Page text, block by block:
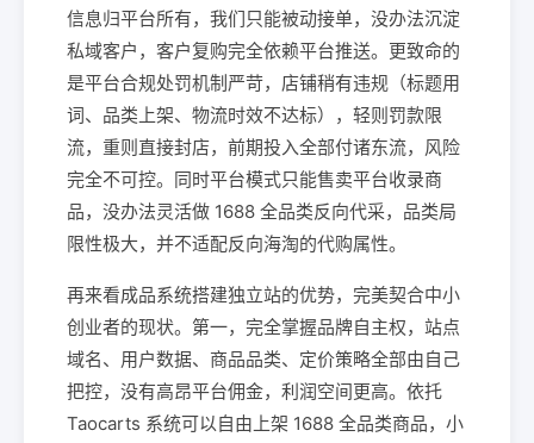
信息归平台所有，我们只能被动接单，没办法沉淀
私域客户，客户复购完全依赖平台推送。更致命的
是平台合规处罚机制严苛，店铺稍有违规（标题用
词、品类上架、物流时效不达标），轻则罚款限
流，重则直接封店，前期投入全部付诸东流，风险
完全不可控。同时平台模式只能售卖平台收录商
品，没办法灵活做 1688 全品类反向代采，品类局
限性极大，并不适配反向海淘的代购属性。
再来看成品系统搭建独立站的优势，完美契合中小
创业者的现状。第一，完全掌握品牌自主权，站点
域名、用户数据、商品品类、定价策略全部由自己
把控，没有高昂平台佣金，利润空间更高。依托
Taocarts 系统可以自由上架 1688 全品类商品，小